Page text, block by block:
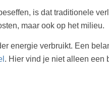
is dat traditionele
maar ook op het milieu.
energie verbruikt. Een
. Hier vind je niet alleen een